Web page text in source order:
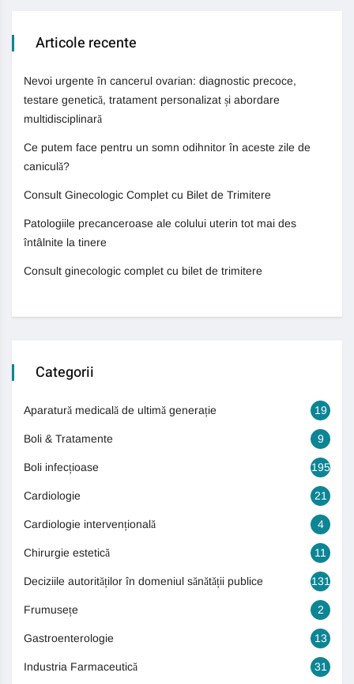
Articole recente
Nevoi urgente în cancerul ovarian: diagnostic precoce,
testare genetică, tratament personalizat și abordare
multidisciplinară
Ce putem face pentru un somn odihnitor în aceste zile de
caniculă?
Consult Ginecologic Complet cu Bilet de Trimitere
Patologiile precanceroase ale colului uterin tot mai des
întâlnite la tinere
Consult ginecologic complet cu bilet de trimitere
Categorii
Aparatură medicală de ultimă generație 19
Boli & Tratamente 9
Boli infecțioase 195
Cardiologie 21
Cardiologie intervențională 4
Chirurgie estetică 11
Deciziile autorităților în domeniul sănătății publice 131
Frumusețe 2
Gastroenterologie 13
Industria Farmaceutică 31